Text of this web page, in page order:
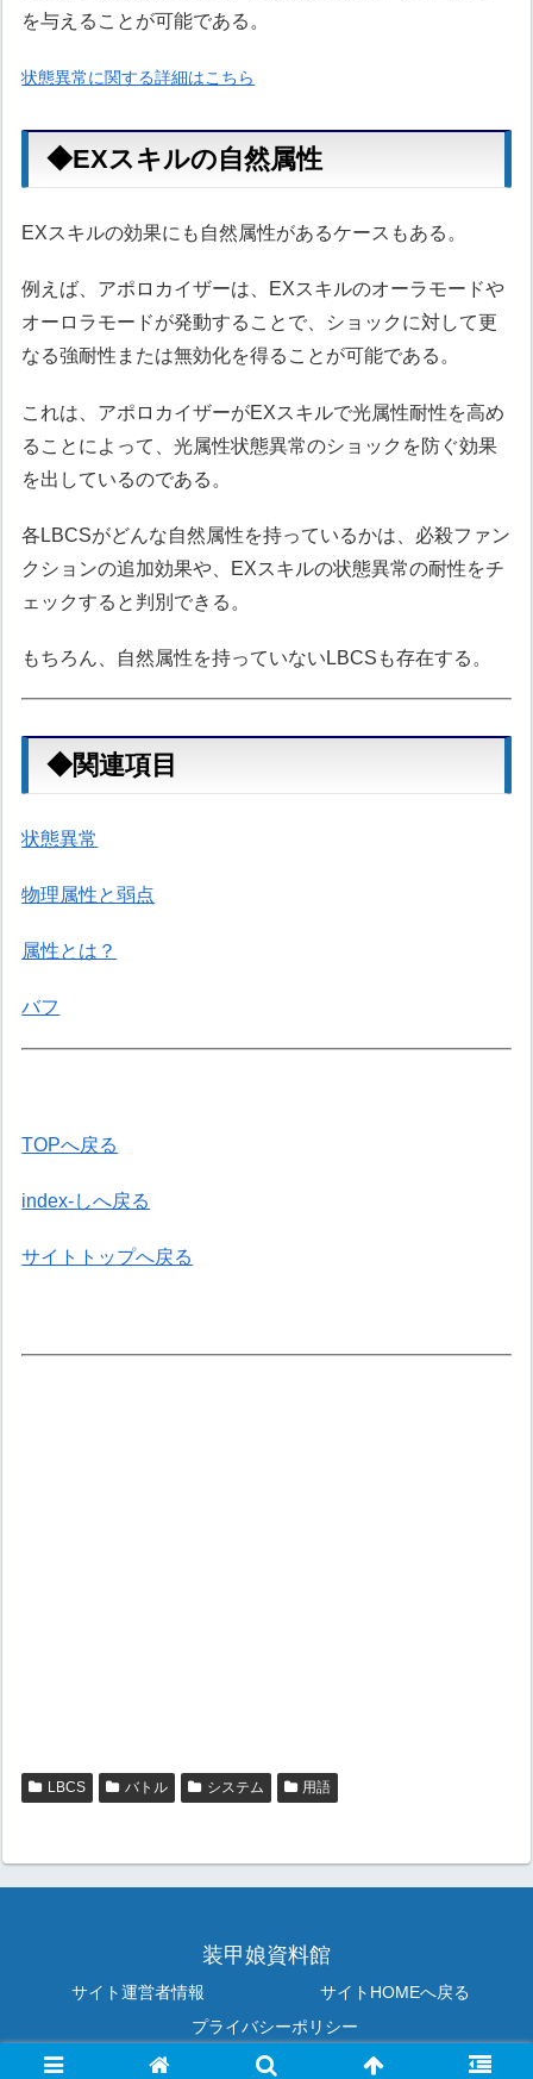
を与えることが可能である。
状態異常に関する詳細はこちら
◆EXスキルの自然属性
EXスキルの効果にも自然属性があるケースもある。
例えば、アポロカイザーは、EXスキルのオーラモードや
オーロラモードが発動することで、ショックに対して更
なる強耐性または無効化を得ることが可能である。
これは、アポロカイザーがEXスキルで光属性耐性を高め
ることによって、光属性状態異常のショックを防ぐ効果
を出しているのである。
各LBCSがどんな自然属性を持っているかは、必殺ファン
クションの追加効果や、EXスキルの状態異常の耐性をチ
ェックすると判別できる。
もちろん、自然属性を持っていないLBCSも存在する。
◆関連項目
状態異常
物理属性と弱点
属性とは？
バフ
TOPへ戻る
index-しへ戻る
サイトトップへ戻る
LBCS バトル システム 用語
装甲娘資料館
サイト運営者情報
サイトHOMEへ戻る
プライバシーポリシー
Copyright © 2017-2026 装甲娘資料館 All Rights Reserved.